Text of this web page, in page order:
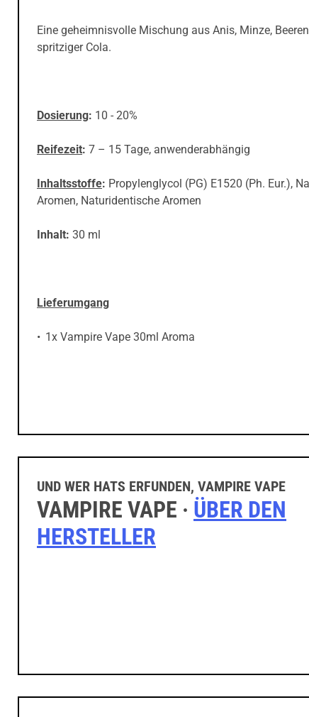
Eine geheimnisvolle Mischung aus Anis, Minze,
spritziger Cola.
Dosierung: 10 - 20%
Reifezeit: 7 – 15 Tage, anwenderabhängig
Inhaltsstoffe: Propylenglycol (PG) E1520 (Ph. Eur.),
Aromen, Naturidentische Aromen
Inhalt: 30 ml
Lieferumgang
1x Vampire Vape 30ml Aroma
UND WER HATS ERFUNDEN, VAMPIRE VAPE
VAMPIRE VAPE · ÜBER DEN
HERSTELLER